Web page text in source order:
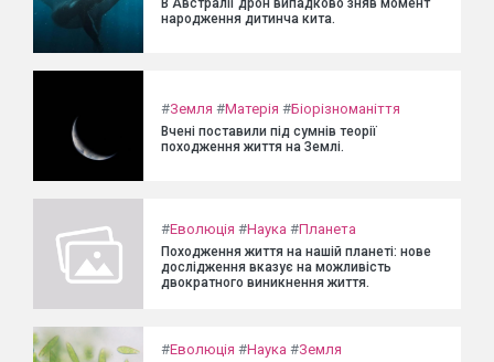
народження дитинча кита.
#Земля #Матерія #Біорізноманіття
Вчені поставили під сумнів теорії
походження життя на Землі.
#Еволюція #Наука #Планета
Походження життя на нашій планеті: нове
дослідження вказує на можливість
двократного виникнення життя.
#Еволюція #Наука #Земля